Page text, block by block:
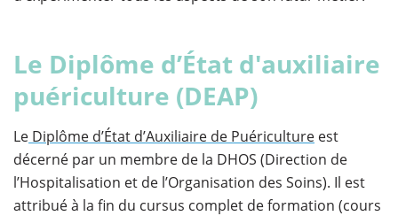
Le Diplôme d’État d'auxiliaire
puériculture (DEAP)
Le Diplôme d’État d’Auxiliaire de Puériculture est
décerné par un membre de la DHOS (Direction de
l’Hospitalisation et de l’Organisation des Soins). Il est
attribué à la fin du cursus complet de formation (cours